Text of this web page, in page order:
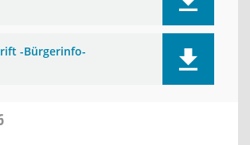
-Bürgerinfo-